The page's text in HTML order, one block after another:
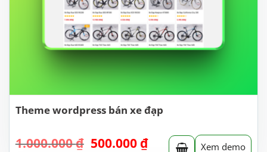
Theme wordpress bán xe đạp
1.000.000₫ Giá
500.000 ₫Giá Xem demo